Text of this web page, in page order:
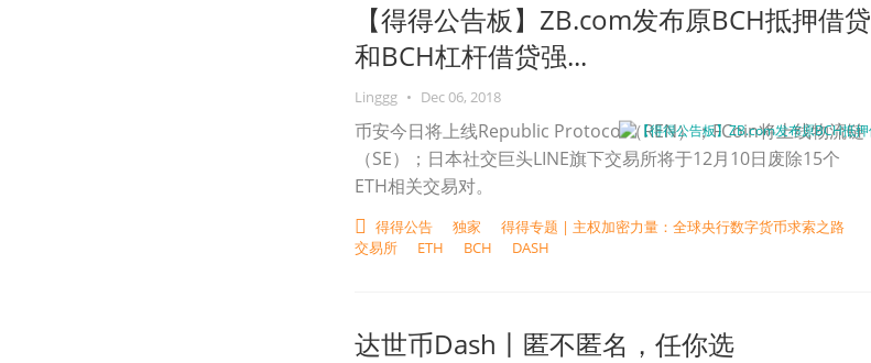
【得得公告板】ZB.com发布原BCH抵押借贷
和BCH杠杆借贷强...
Linggg • Dec 06, 2018
币安今日将上线Republic Protocol（REN）；FCoin将上线物流链
（SE）；日本社交巨头LINE旗下交易所将于12月10日废除15个
ETH相关交易对。
得得公告 独家
得得专题 | 主权加密力量：全球央行数字货币求索之路
交易所
ETH BCH DASH
达世币Dash丨匿不匿名，任你选